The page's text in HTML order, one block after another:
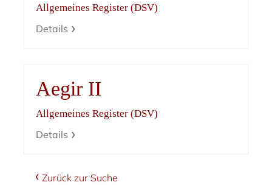
Allgemeines Register (DSV)
Details
Aegir II
Allgemeines Register (DSV)
Details
Zurück zur Suche